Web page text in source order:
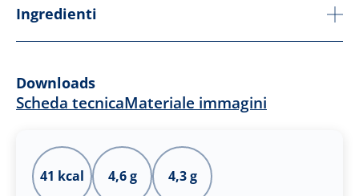
Ingredienti
Downloads
Scheda tecnicaMateriale immagini
41 kcal 4,6 g 4,3 g